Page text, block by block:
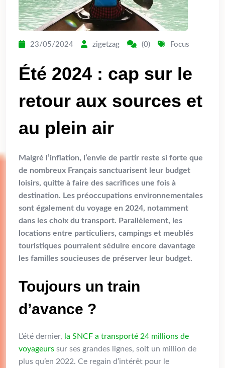
23/05/2024 zigetzag (0) Focus
Été 2024 : cap sur le
retour aux sources et
au plein air
Malgré l’inflation, l’envie de partir reste si forte que
de nombreux Français sanctuarisent leur budget
loisirs, quitte à faire des sacrifices une fois à
destination. Les préoccupations environnementales
sont également du voyage en 2024, notamment
dans les choix du transport. Parallèlement, les
locations entre particuliers, campings et meublés
touristiques pourraient séduire encore davantage
les familles soucieuses de préserver leur budget.
Toujours un train
d’avance ?
L’été dernier, la SNCF a transporté 24 millions de
voyageurs sur ses grandes lignes, soit un million de
plus qu’en 2022. Ce regain d’intérêt pour le